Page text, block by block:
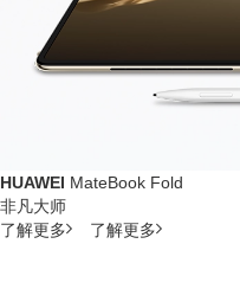
HUAWEI MateBook Fold
非凡大师
了解更多
了解更多